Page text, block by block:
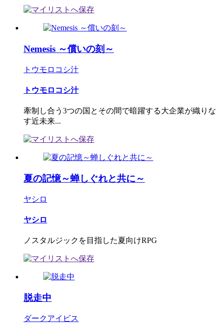
Nemesis ～償いの刻～
トウモロコシ汁
トウモロコシ汁
牽制し合う3つの国とその間で暗躍する大企業が織りな
す近未来...
夏の記憶～蝉しぐれと共に～
ヤシロ
ヤシロ
ノスタルジックを目指した夏向けRPG
脱走中
ダークアイビス